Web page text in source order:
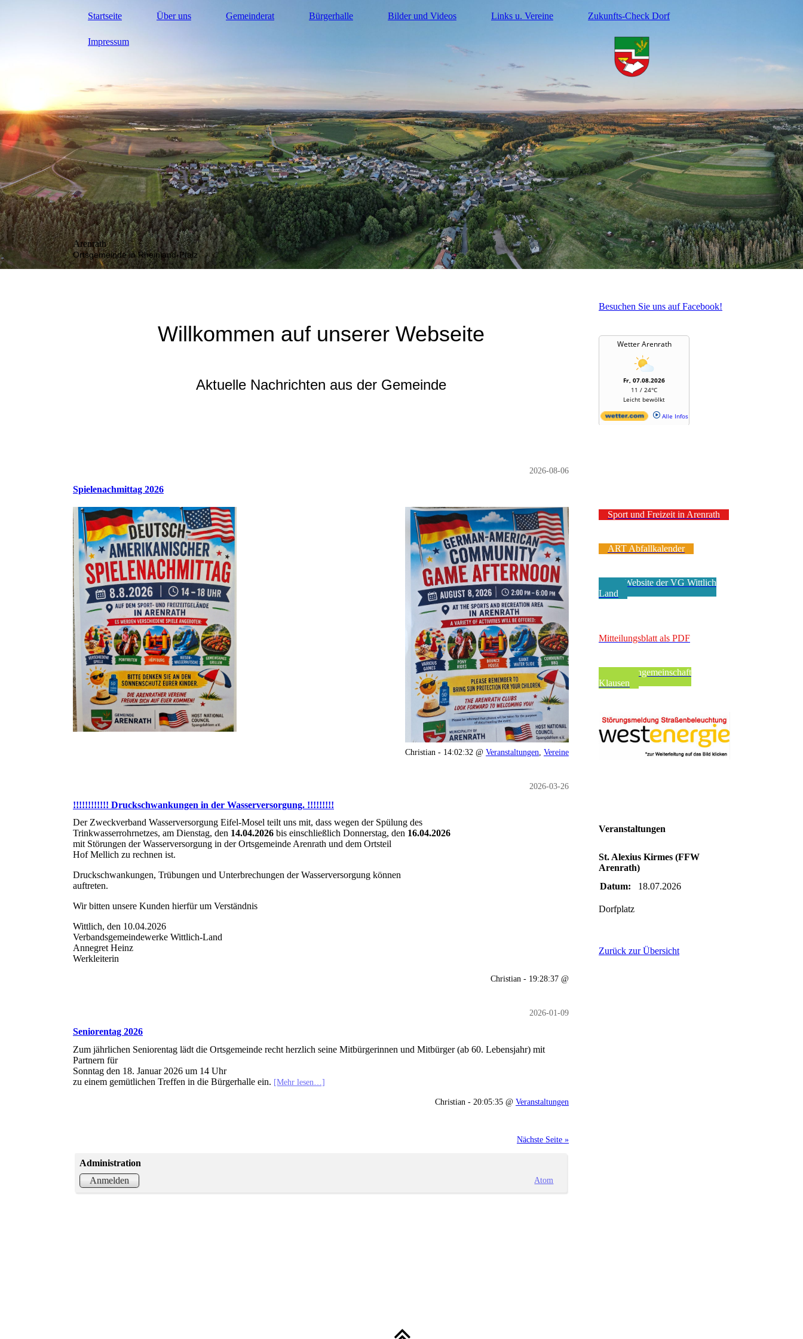
Startseite Über uns Gemeinderat Bürgerhalle Bilder und Videos Links u. Vereine Zukunfts-Check Dorf
Impressum
Arenrath
Ortsgemeinde in Rheinland-Pfalz
Willkommen auf unserer Webseite
Aktuelle Nachrichten aus der Gemeinde
2026-08-06
Spielenachmittag 2026
Christian - 14:02:32 @ Veranstaltungen Vereine
2026-03-26
!!!!!!!!!!!! Druckschwankungen in der Wasserversorgung. !!!!!!!!!
Der Zweckverband Wasserversorgung Eifel-Mosel teilt uns mit, dass wegen der Spülung des
Trinkwasserrohrnetzes, am Dienstag, den 14.04.2026 bis einschließlich Donnerstag, den 16.04.2026
mit Störungen der Wasserversorgung in der Ortsgemeinde Arenrath und dem Ortsteil
Hof Mellich zu rechnen ist.
Druckschwankungen, Trübungen und Unterbrechungen der Wasserversorgung können
auftreten.
Wir bitten unsere Kunden hierfür um Verständnis
Wittlich, den 10.04.2026
Verbandsgemeindewerke Wittlich-Land
Annegret Heinz
Werkleiterin
Christian - 19:28:37 @
2026-01-09
Seniorentag 2026
Zum jährlichen Seniorentag lädt die Ortsgemeinde recht herzlich seine Mitbürgerinnen und Mitbürger (ab 60. Lebensjahr) mit
Partnern für
Sonntag den 18. Januar 2026 um 14 Uhr
zu einem gemütlichen Treffen in die Bürgerhalle ein. [Mehr lesen…]
Christian - 20:05:35 @ Veranstaltungen
Nächste Seite »
Administration
Anmelden
Atom
Besuchen Sie uns auf Facebook!
Sport und Freizeit in Arenrath
ART Abfallkalender
Zur Website der VG Wittlich
Land
Mitteilungsblatt als PDF
Pfarreiengemeinschaft
Klausen
Veranstaltungen
St. Alexius Kirmes (FFW
Arenrath)
Datum:
18.07.2026
Dorfplatz
Zurück zur Übersicht